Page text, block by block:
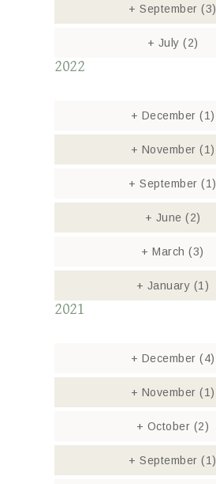
+ September(3)
+ July (2)
2022
+ December (1)
+ November (1)
+ September(1)
+ June (2)
+ March(3)
+ January (1)
2021
+ December (4)
+ November (1)
+ October (2)
+ September(1)